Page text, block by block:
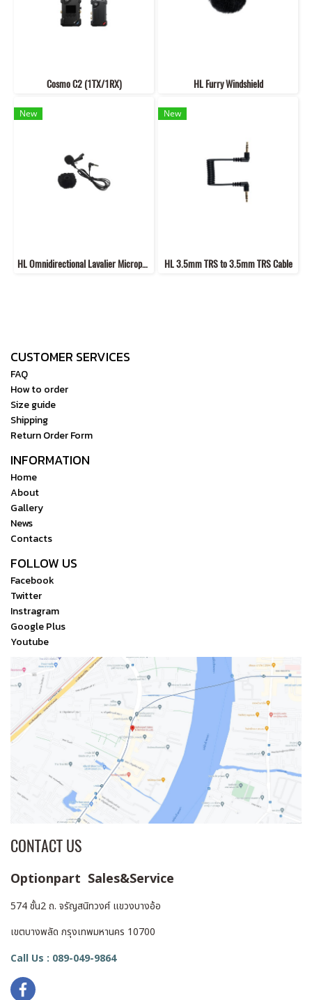
Cosmo C2 (1TX/1RX) HL Furry Windshield
New
HL Omnidirectional Lavalier Microphone
New
HL 3.5mm TRS to 3.5mm TRS Cable
CUSTOMER SERVICES
FAQ
How to order
Size guide
Shipping
Return Order Form
INFORMATION
Home
About
Gallery
News
Contacts
FOLLOW US
Facebook
Twitter
Instragram
Google Plus
Youtube
CONTACT US
Optionpart Sales&Service
574 ชั้น2 ถ. จรัญสนิทวงศ์ แขวงบางอ้อ
เขตบางพลัด กรุงเทพมหานคร 10700
Call Us : 089-049-9864